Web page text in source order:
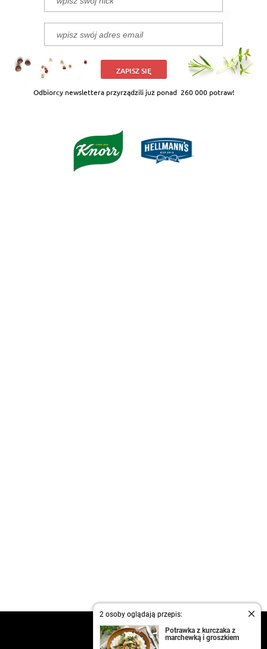
2 osoby oglądają przepis:
Potrawka z kurczaka z
marchewką i groszkiem
ZAPISZ SIĘ
Odbiorcy newslettera przyrządzili już ponad 260 000 potraw!
kontakt
regulamin